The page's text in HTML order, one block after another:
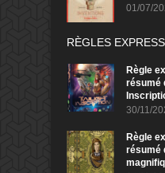
01/07/
RÈGLES EXPRESS
Règle
résumé
30/11/
Règle
résumé